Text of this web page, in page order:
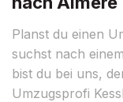
Planst du einen
suchst nach
bist du bei uns,
Umzugsprofi